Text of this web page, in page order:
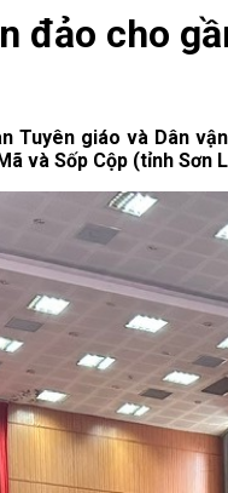
đảo cho
Tuyên giáo và Dân
và Sốp Cộp (tỉnh Sơn